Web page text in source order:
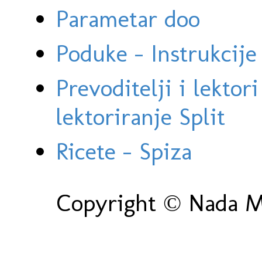
Parametar doo
Poduke -
Prevoditelji i
lektoriranje Split
Ricete - Spiza
Copyright © Nada